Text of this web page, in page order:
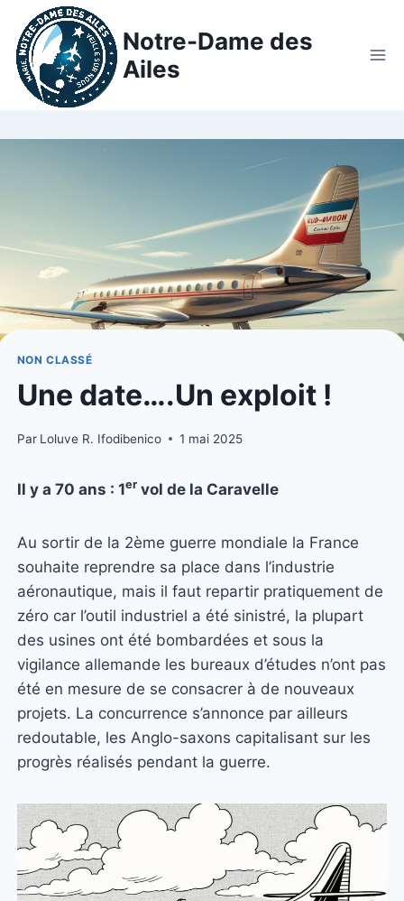
Notre-Dame des
Ailes
NON CLASSÉ
Une date….Un exploit !
Par Loluve R. Ifodibenico 1 mai 2025
Il y a 70 ans : 1ervol de la Caravelle
Au sortir de la 2ème guerre mondiale la France
souhaite reprendre sa place dans l’industrie
aéronautique, mais il faut repartir pratiquement de
zéro car l’outil industriel a été sinistré, la plupart
des usines ont été bombardées et sous la
vigilance allemande les bureaux d’études n’ont pas
été en mesure de se consacrer à de nouveaux
projets. La concurrence s’annonce par ailleurs
redoutable, les Anglo-saxons capitalisant sur les
progrès réalisés pendant la guerre.